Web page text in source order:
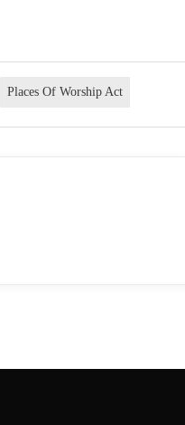
Places Of Worship Act